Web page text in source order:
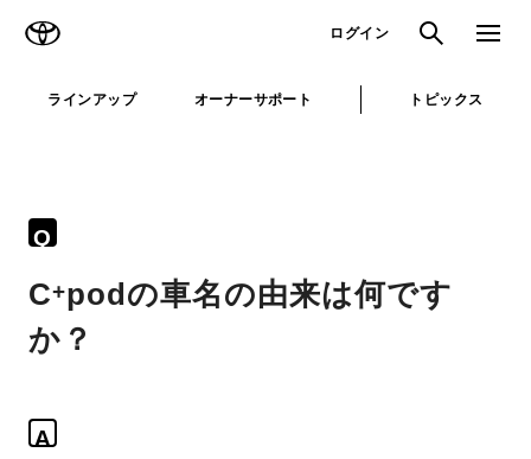
ログイン 検索 メニュ
ラインアップ オーナーサポート トピックス
Q
C+podの車名の由来は何です
か？
A